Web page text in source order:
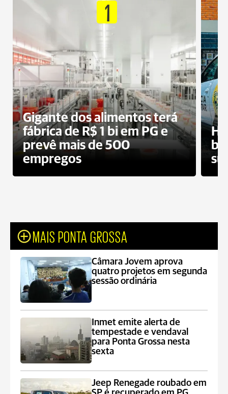
1
Gigante dos alimentos terá
fábrica de R$ 1 bi em PG e
prevê mais de 500
empregos
MAIS PONTA GROSSA
Câmara Jovem aprova
quatro projetos em segunda
sessão ordinária
Inmet emite alerta de
tempestade e vendaval
para Ponta Grossa nesta
sexta
Jeep Renegade roubado em